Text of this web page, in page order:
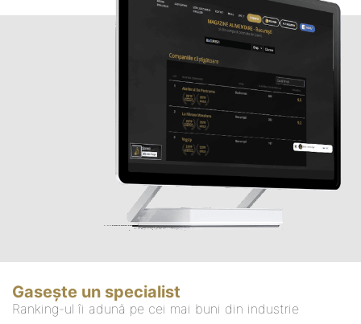
Gasește un specialist
Ranking-ul îi adună pe cei mai buni din industrie